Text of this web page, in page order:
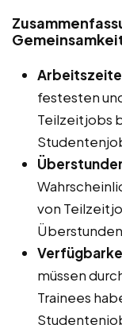
festesten
Teilzeitjobs
von
müssen
Trainees